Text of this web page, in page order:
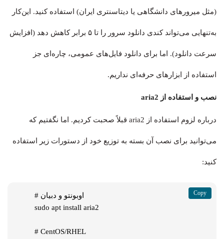
(مثل میرورهای دانشگاهی یا دیتاسنتری ایران) استفاده کنید. این‌کار
به‌تنهایی می‌تواند کندی دانلود سرور را تا ۵ برابر کاهش دهد (افزایش
سرعت دانلود). اما برای دانلود فایل‌های عمومی، چاره‌ای جز
استفاده از ابزارهای حرفه‌ای نداریم.
نصب و استفاده از aria2
درباره لزوم استفاده از aria2 قبلاً صحبت کردیم. اما نگفتیم که
می‌توانید برای نصب آن بسته به توزیع خود از دستورات زیر استفاده
کنید:
# اوبونتو و دبیان
sudo apt install aria2
# CentOS/RHEL